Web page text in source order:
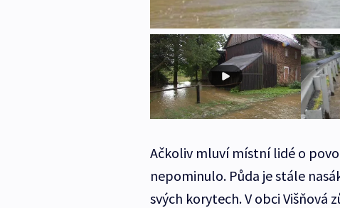
Ačkoliv mluví místní lidé o
nepominulo. Půda je stále
svých korytech. V obci